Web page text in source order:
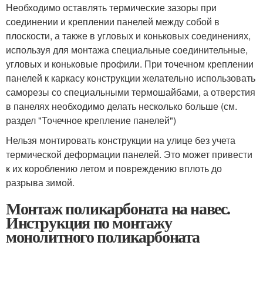
Необходимо оставлять термические зазоры при
соединении и креплении панелей между собой в
плоскости, а также в угловых и коньковых соединениях,
используя для монтажа специальные соединительные,
угловых и коньковые профили. При точечном креплении
панелей к каркасу конструкции желательно использовать
саморезы со специальными термошайбами, а отверстия
в панелях необходимо делать несколько больше (см.
раздел "Точечное крепление панелей")
Нельзя монтировать конструкции на улице без учета
термической деформации панелей. Это может привести
к их короблению летом и повреждению вплоть до
разрыва зимой.
Монтаж поликарбоната на навес.
Инструкция по монтажу
монолитного поликарбоната